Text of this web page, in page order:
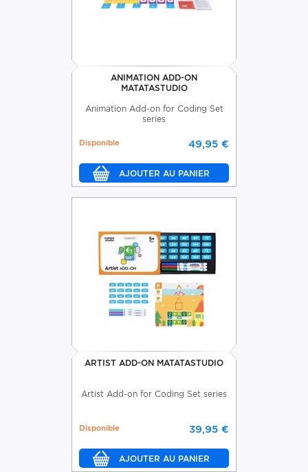
ANIMATION ADD-ON
MATATASTUDIO
Animation Add-on for Coding Set
series
49,95 €
Disponible
ARTIST ADD-ON MATATASTUDIO
Artist Add-on for Coding Set series
39,95 €
Disponible